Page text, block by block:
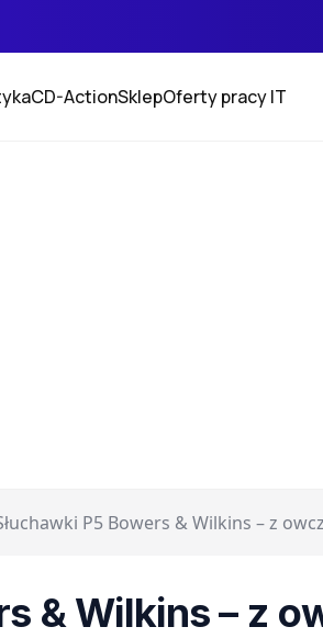
CD-ActionSklepOferty pracy IT
P5 Bowers & Wilkins – z
& Wilkins – z